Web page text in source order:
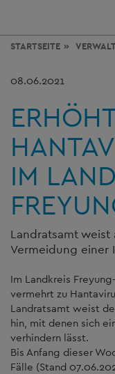
STARTSEITE
08.06.2021
IM
Landratsamt weist
Vermeidung einer
Im Landkreis
vermehrt zu
Landratsamt weist
hin, mit denen sich
verhindern lässt.
Bis Anfang dieser
Fälle (Stand